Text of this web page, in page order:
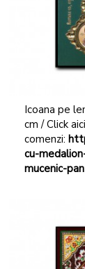
Icoana pe
cm / Click
comenzi:
cu-
mucenic-